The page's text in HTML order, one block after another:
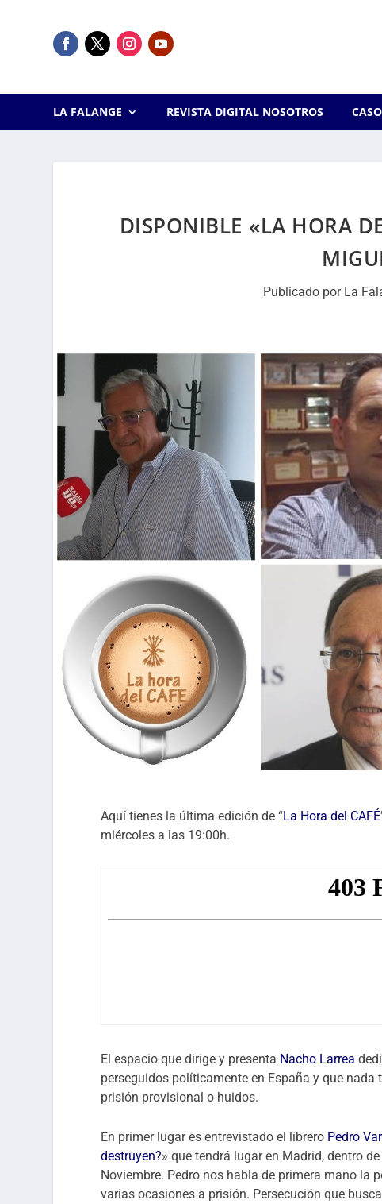
LA FALANGE REVISTA DIGITAL NOSOTROS
DISPONIBLE «LA HORA
Publicado por La
Aquí tienes la última edición de “La Hora del CAFÉ
miércoles a las 19:00h.
El espacio que dirige y presenta Nacho Larrea
perseguidos políticamente en España y que
prisión provisional o huidos.
En primer lugar es entrevistado el librero Pedro
destruyen?» que tendrá lugar en Madrid, dentro
Noviembre. Pedro nos habla de primera mano la
varias ocasiones a prisión. Persecución que